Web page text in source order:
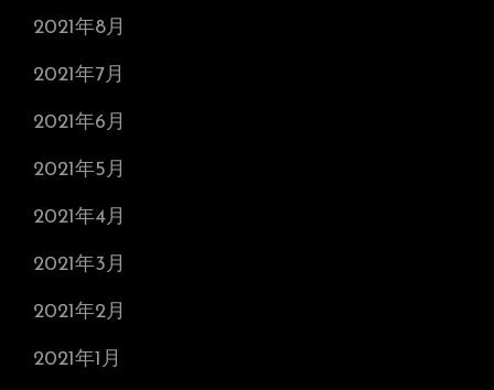
2021年8月
2021年7月
2021年6月
2021年5月
2021年4月
2021年3月
2021年2月
2021年1月